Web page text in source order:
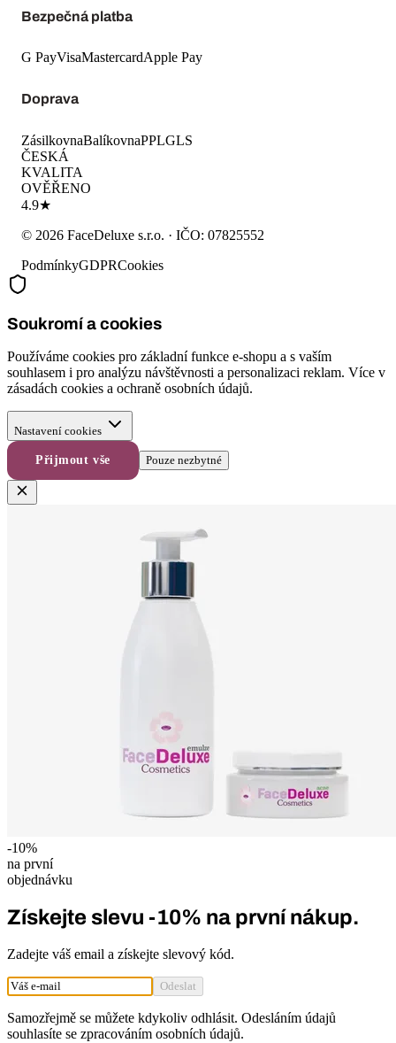
Bezpečná platba
G PayVisaMastercardApple Pay
Doprava
ZásilkovnaBalíkovnaPPLGLS
ČESKÁ
KVALITA
OVĚŘENO
4.9★
© 2026 FaceDeluxe s.r.o. · IČO: 07825552
PodmínkyGDPRCookies
Soukromí a cookies
Používáme cookies pro základní funkce e-shopu a s vaším
souhlasem i pro analýzu návštěvnosti a personalizaci reklam. Více v
zásadách cookies a ochraně osobních údajů.
Nastavení cookies
Přijmout vše Pouze nezbytné
-10%
na první
objednávku
Získejte slevu -10% na první nákup.
Zadejte váš email a získejte slevový kód.
Odeslat
Samozřejmě se můžete kdykoliv odhlásit. Odesláním údajů
souhlasíte se zpracováním osobních údajů.